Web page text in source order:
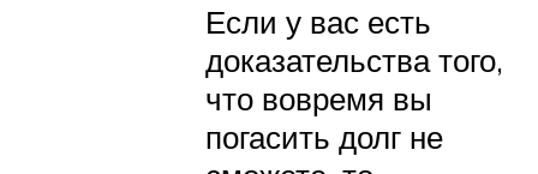
Если у вас есть
доказательства того,
что вовремя вы
погасить долг не